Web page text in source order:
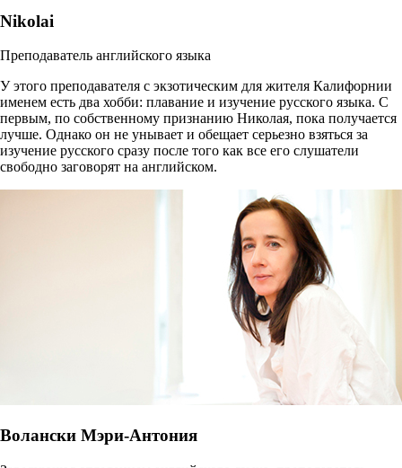
Nikolai
Преподаватель английского языка
У этого преподавателя с экзотическим для жителя Калифорнии
именем есть два хобби: плавание и изучение русского языка. С
первым, по собственному признанию Николая, пока получается
лучше. Однако он не унывает и обещает серьезно взяться за
изучение русского сразу после того как все его слушатели
свободно заговорят на английском.
Волански Мэри-Антония